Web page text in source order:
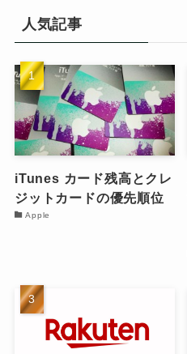
人気記事
iTunes カード残高とクレ
ジットカードの優先順位
Apple